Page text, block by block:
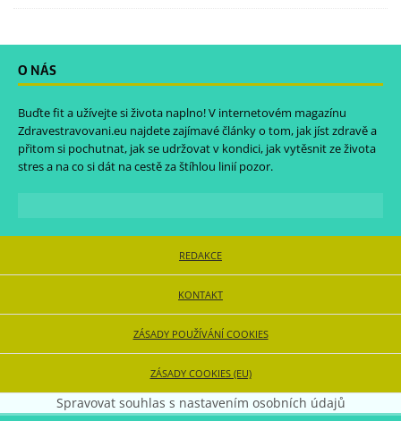
O NÁS
Buďte fit a užívejte si života naplno! V internetovém magazínu
Zdravestravovani.eu najdete zajímavé články o tom, jak jíst zdravě a
přitom si pochutnat, jak se udržovat v kondici, jak vytěsnit ze života
stres a na co si dát na cestě za štíhlou linií pozor.
REDAKCE
KONTAKT
ZÁSADY POUŽÍVÁNÍ COOKIES
ZÁSADY COOKIES (EU)
Spravovat souhlas s nastavením osobních údajů